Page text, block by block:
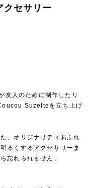
クセサリー
友人のために制作したリ
Suzetteを立ち上げ
、オリジナリティあふれ
るくするアクセサリーま
忘れられません⁡。